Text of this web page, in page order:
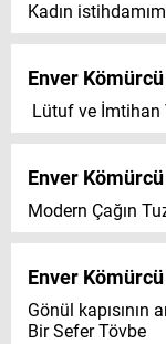
Kadın
Enver Kömürcü
Lütuf ve İmtihan
Enver Kömürcü
Modern Çağın
Enver Kömürcü
Gönül kapısının
Bir Sefer Tövbe